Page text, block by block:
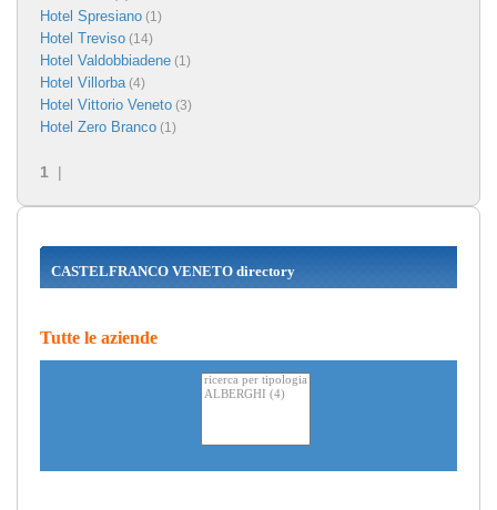
Hotel Spresiano (1)
Hotel Treviso (14)
Hotel Valdobbiadene (1)
Hotel Villorba(4)
Hotel Vittorio Veneto (3)
Hotel Zero Branco (1)
1 |
CASTELFRANCO VENETO directory
Tutte le aziende